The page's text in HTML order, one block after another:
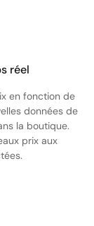
réel
en fonction de
données de
la boutique.
prix aux